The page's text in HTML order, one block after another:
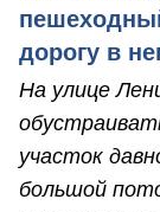
дорогу в
На улице
участок
большой